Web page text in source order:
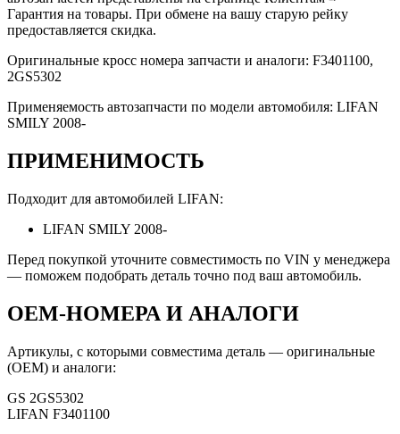
Гарантия на товары. При обмене на вашу старую рейку
предоставляется скидка.
Оригинальные кросс номера запчасти и аналоги: F3401100,
2GS5302
Применяемость автозапчасти по модели автомобиля: LIFAN
SMILY 2008-
ПРИМЕНИМОСТЬ
Подходит для автомобилей LIFAN:
LIFAN SMILY 2008-
Перед покупкой уточните совместимость по VIN у менеджера
— поможем подобрать деталь точно под ваш автомобиль.
OEM-НОМЕРА И АНАЛОГИ
Артикулы, с которыми совместима деталь — оригинальные
(OEM) и аналоги:
GS 2GS5302
LIFAN F3401100